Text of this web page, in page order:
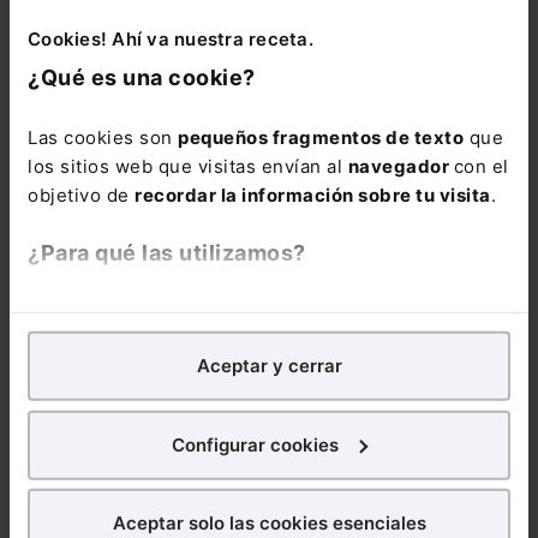
Cookies! Ahí va nuestra receta.
¿Qué es una cookie?
Las cookies son pequeños fragmentos de texto que
los sitios web que visitas envían al navegador con el
objetivo de recordar la información sobre tu visita.
¿Para qué las utilizamos?
analíticospara tratar demejorar tu experienciaen
nuestra página web. También con fines publicitarios,
para poder mostrarte publicidad y contenidos de tu
¿Qué puedes hacer?
Aceptar y cerrar
Configurar cookies
Aceptar solo las cookies esenciales
futura en la tenedora en una hipotética
transmisión de las participaciones de la
sociedad operativa.
Curso La IA
administración
pública.
Herramientas,
casos y límites (4
sesiones webinar)